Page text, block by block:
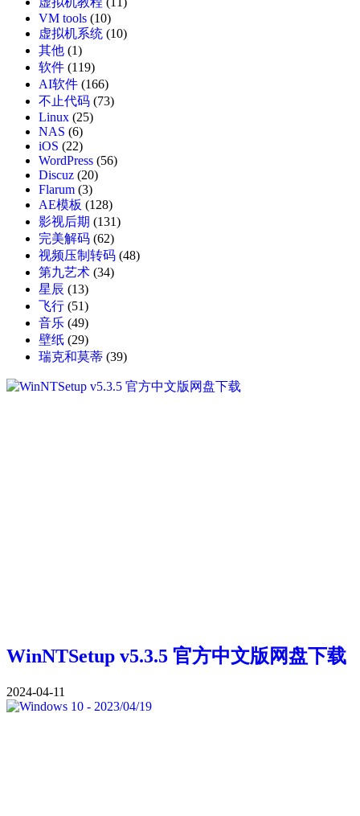
VM tools (10)
虚拟机系统 (10)
其他 (1)
软件 (119)
AI软件 (166)
不止代码 (73)
Linux (25)
NAS (6)
iOS (22)
WordPress (56)
Discuz (20)
Flarum (3)
AE模板 (128)
影视后期 (131)
完美解码 (62)
视频压制转码 (48)
第九艺术 (34)
星辰 (13)
飞行 (51)
音乐 (49)
壁纸 (29)
瑞克和莫蒂 (39)
WinNTSetup v5.3.5 官方中文版网盘下载
2024-04-11